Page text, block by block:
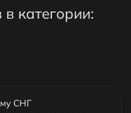
категории:
СНГ